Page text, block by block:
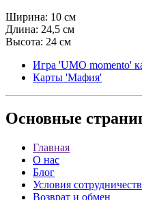
Ширина: 10 см
Длина: 24,5 см
Высота: 24 см
Игра 'UMO momento'
Карты 'Мафия'
Основные
Главная
О нас
Блог
Условия
Возврат и обмен